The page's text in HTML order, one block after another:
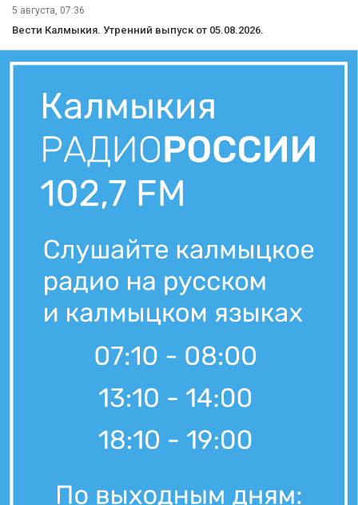
5 августа, 07:36
Вести Калмыкия. Утренний выпуск от 05.08.2026.